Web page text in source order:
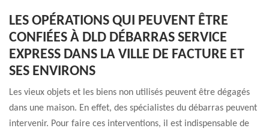
LES OPÉRATIONS QUI PEUVENT ÊTRE
CONFIÉES À DLD DÉBARRAS SERVICE
EXPRESS DANS LA VILLE DE FACTURE ET
SES ENVIRONS
Les vieux objets et les biens non utilisés peuvent être dégagés
dans une maison. En effet, des spécialistes du débarras peuvent
intervenir. Pour faire ces interventions, il est indispensable de